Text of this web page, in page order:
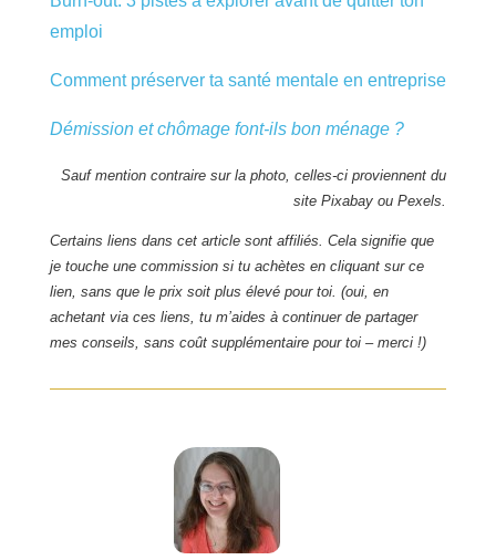
emploi
Comment préserver ta santé mentale en entreprise
Démission et chômage font-ils bon ménage ?
Sauf mention contraire sur la photo, celles-ci proviennent du
sitePixabay ou Pexels.
Certains liens dans cet article sont affiliés. Cela signifie que
je touche une commission si tu achètes en cliquant sur ce
lien, sans que le prix soit plus élevé pour toi. (oui, en
achetant via ces liens, tu m’aides à continuer de partager
mes conseils, sans coût supplémentaire pour toi – merci !)